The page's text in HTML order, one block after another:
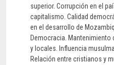
superior. Corrupción en el
capitalismo. Calidad
en el desarrollo de
Democracia.
y locales. Influencia
Relación entre cristianos y